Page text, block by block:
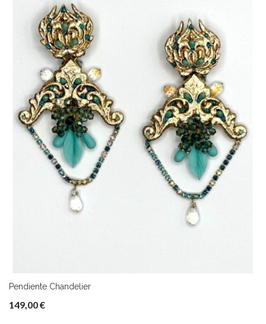
Pendiente Chandelier
149,00 €